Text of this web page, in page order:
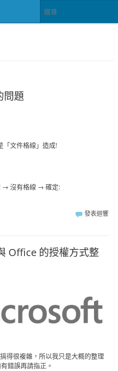
問題
「文件格線」造成!
→ 沒有格線 → 確定:
發表迴響
Office 的授權方式整
得很複雜，所以我只是大概的整理
錯誤再請指正。